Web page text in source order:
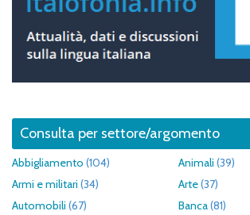
Consulta per settore/argomento
Abbigliamento (104) Animali (39)
Armi e militari (34) Arte(37)
Automobili (67) Banca(81)